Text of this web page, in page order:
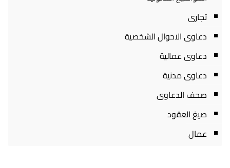
تجارى
دعاوى الاحوال الشخصية
دعاوى عمالية
دعاوى مدنية
صحف الدعاوى
صيغ العقود
عمال